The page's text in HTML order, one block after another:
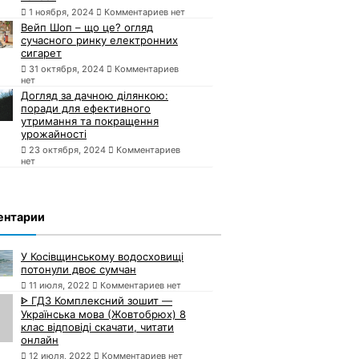
1 ноября, 2024 Комментариев нет
Вейп Шоп – що це? огляд
сучасного ринку електронних
сигарет
31 октября, 2024
Комментариев
нет
Догляд за дачною ділянкою:
поради для ефективного
утримання та покращення
урожайності
23 октября, 2024
Комментариев
нет
У Косівщинському водосховищі
потонули двоє сумчан
11 июля, 2022 Комментариев нет
ᐈ ГДЗ Комплексний зошит —
Українська мова (Жовтобрюх) 8
клас відповіді скачати, читати
онлайн
12 июля, 2022 Комментариев нет